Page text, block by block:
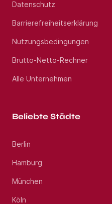
Datenschutz
Barrierefreiheitserklärung
Nutzungsbedingungen
Brutto-Netto-Rechner
Alle Unternehmen
Beliebte Städte
Berlin
Hamburg
München
Köln